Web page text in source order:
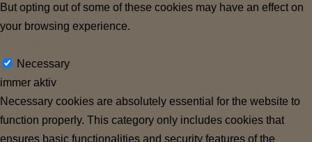
But opting out of some of these cookies may have an effect on
your browsing experience.
Necessary
immer aktiv
Necessary cookies are absolutely essential for the website to
function properly. This category only includes cookies that
ensures basic functionalities and security features of the